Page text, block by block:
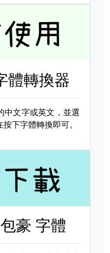
體轉換器
中文字或英文，並選
下字體轉換即可。
包豪 字體